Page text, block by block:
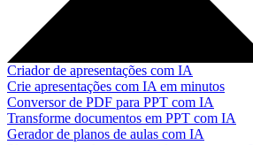
Criador de apresentações com IA
Crie apresentações com IA em minutos
Conversor de PDF para PPT com IA
Transforme documentos em PPT com IA
Gerador de planos de aulas com IA